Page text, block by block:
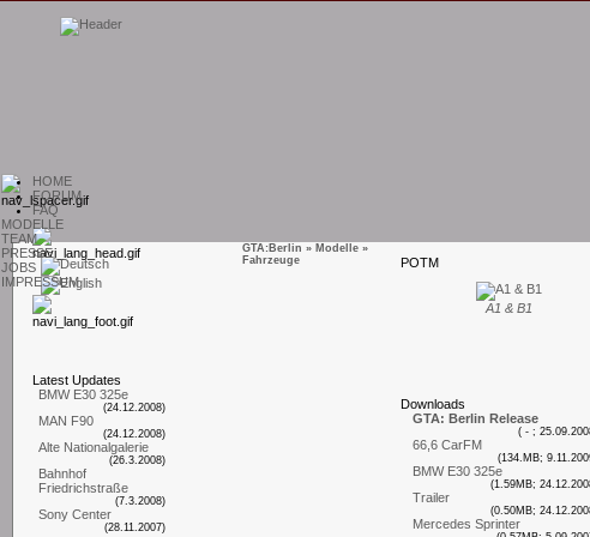
HOME
FORUM
FAQ
MODELLE
TEAM
PRESSE
JOBS
IMPRESSUM
L atest Updates
BMW E30 325e
(24.12.2008)
MAN F90
(24.12.2008)
Alte Nationalgalerie
(26.3.2008)
Bahnhof
Friedrichstraße
(7.3.2008)
Sony Center
(28.11.2007)
POTM
A1 & B1
Downloads
GTA: Berlin Release
( - ;
66,6 CarFM
(134.MB;
BMW E30 325e
(1.59MB;
Trailer
(0.50MB;
Mercedes Sprinter
GTA:Berlin » Modelle »
Fahrzeuge